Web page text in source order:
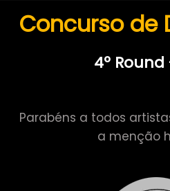
Concurso de
4º
Parabéns a todos
a menção